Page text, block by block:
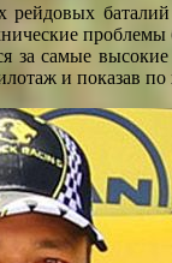
за самые
и показав по